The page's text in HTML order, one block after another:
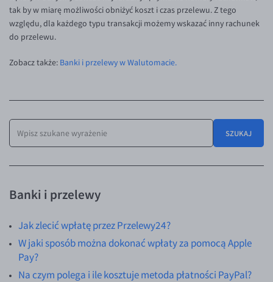
BGN/PLN
CAD/PLN
HKD/PLN
ILS/PLN
NZD/PLN
RON/PLN
TRY/PLN
ZAR/PLN
EUR/USD
Pomoc
Pomoc
Konto i opłaty
Banki i przelewy
Słowniczek
BLOG
Aktualności
Komentarze walutowe
Poradnik
Dla mediów
tak by w miarę możliwości obniżyć koszt i czas przelewu. Z tego
względu, dla każdego typu transakcji możemy wskazać inny rachunek
do przelewu.
Zobacz także: Banki i przelewy w Walutomacie.
SZUKAJ
Banki i przelewy
Jak zlecić wpłatę przez Przelewy24?
W jaki sposób można dokonać wpłaty za pomocą Apple
Pay?
Na czym polega i ile kosztuje metoda płatności PayPal?